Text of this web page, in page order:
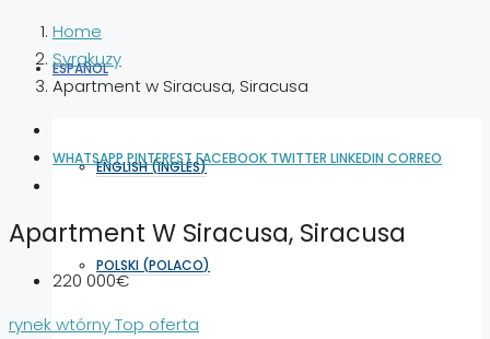
ESPAÑOL
ENGLISH(INGLÉS)
POLSKI (POLACO)
Home
Syrakuzy
Apartment w Siracusa, Siracusa
WHATSAPPPINTERESTFACEBOOK TWITTER LINKEDIN CORREO
Apartment W Siracusa, Siracusa
220 000€
rynek wtórnyTop oferta